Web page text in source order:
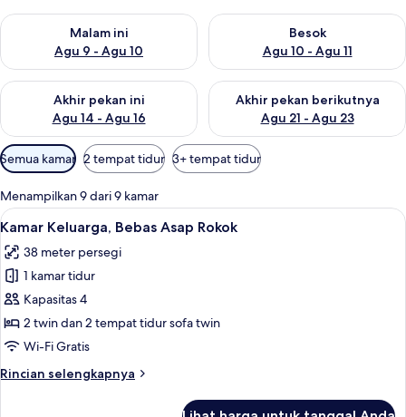
Malam ini
Agu 9 - Agu 10
Periksa ketersediaan untuk malam ini Agu 9 - Agu 10
Besok
Agu 10 - Agu 11
Periksa ketersediaan untuk
Akhir pekan ini
Agu 14 - Agu 16
Periksa ketersediaan untuk akhir pekan ini Agu 14 - Agu 16
Akhir pekan berikutnya
Agu 21 - Agu 23
Periksa ketersediaan untuk
Filter
tersedia
untuk
kamar
Semua kamar 2 tempat tidur 3+ tempat tidur
Menampilkan 9 dari 9 kamar
Lihat
semua
foto
untuk
Kamar
Keluarga,
Bebas
Rokok
Brankas, tirai kedap cahaya, Wi-Fi
5
Kamar Keluarga, Bebas Asap Rokok
38 meter persegi
1 kamar tidur
Kapasitas 4
2 twin dan 2 tempat tidur sofa twin
Wi-Fi Gratis
Rincian selengkapnya
Rincian